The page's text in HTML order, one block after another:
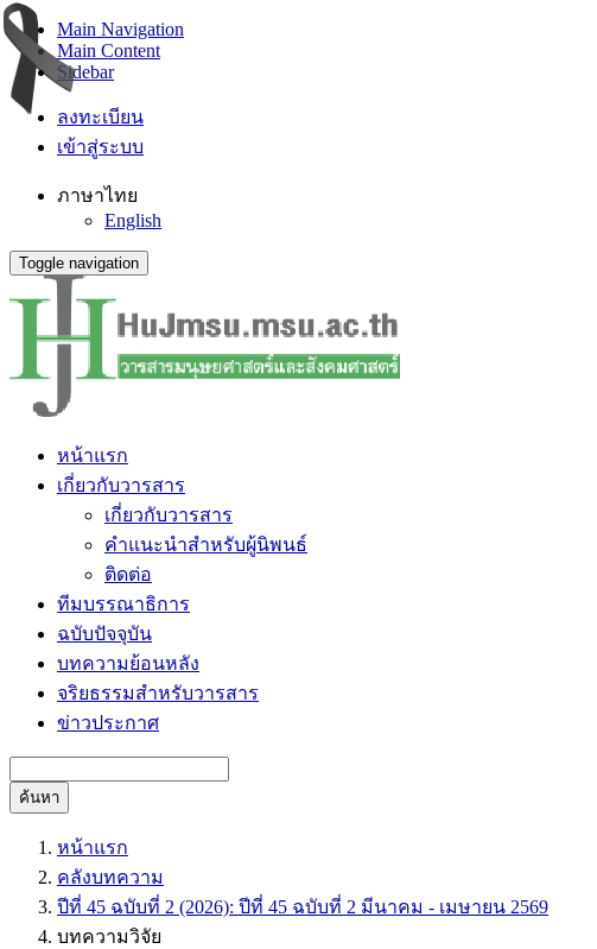
Main Navigation
Main Content
Sidebar
ลงทะเบียน
เข้าสู่ระบบ
ภาษาไทย
English
Toggle navigation
หน้าแรก
เกี่ยวกับวารสาร
เกี่ยวกับวารสาร
คำแนะนำสำหรับผู้นิพนธ์
ติดต่อ
ทีมบรรณาธิการ
ฉบับปัจจุบัน
บทความย้อนหลัง
จริยธรรมสำหรับวารสาร
ข่าวประกาศ
ค้นหา
หน้าแรก
คลังบทความ
ปีที่ 45 ฉบับที่ 2 (2026): ปีที่ 45 ฉบับที่ 2 มีนาคม - เมษายน 2569
บทความวิจัย